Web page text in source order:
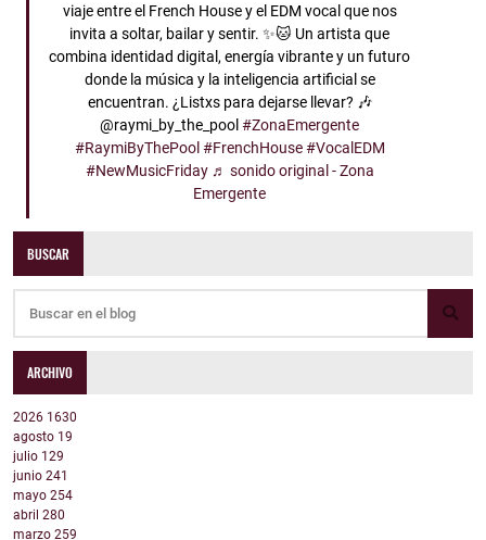
viaje entre el French House y el EDM vocal que nos
invita a soltar, bailar y sentir. ✨🐱 Un artista que
combina identidad digital, energía vibrante y un futuro
donde la música y la inteligencia artificial se
encuentran. ¿Listxs para dejarse llevar? 🎶
@raymi_by_the_pool#ZonaEmergente
#RaymiByThePool #FrenchHouse #VocalEDM
#NewMusicFriday ♬ sonido original - Zona
Emergente
BUSCAR
ARCHIVO
2026 1630
agosto 19
julio 129
junio 241
mayo 254
abril 280
marzo 259